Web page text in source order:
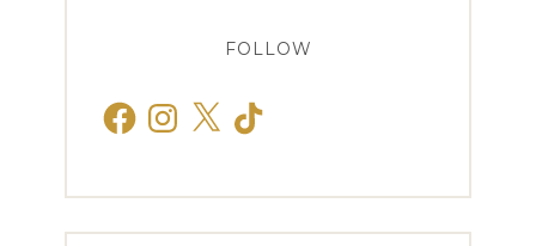
FOLLOW
FacebookInstagram
X TikTok